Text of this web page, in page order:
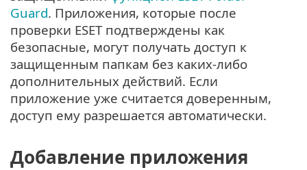
Guard. Приложения, которые после
проверки ESET подтверждены как
безопасные, могут получать доступ к
защищенным папкам без каких-либо
дополнительных действий. Если
приложение уже считается доверенным,
доступ ему разрешается автоматически.
Добавление приложения